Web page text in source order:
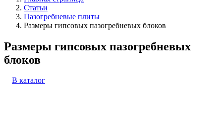
Статьи
Пазогребневые плиты
Размеры гипсовых пазогребневых блоков
Размеры гипсовых пазогребневых
блоков
В каталог